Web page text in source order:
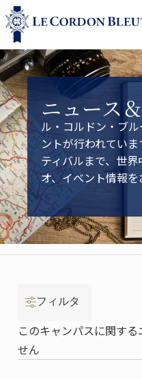
ニュース
ル・コルドン・ブ
ントが行われてい
ティバルまで、世
オ、イベント情報を
フィルタ
このキャンパスに関す
せん